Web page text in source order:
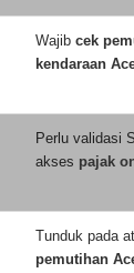
Wajib cek
kendaraan
Perlu validasi
akses pajak
Tunduk pada
pemutihan